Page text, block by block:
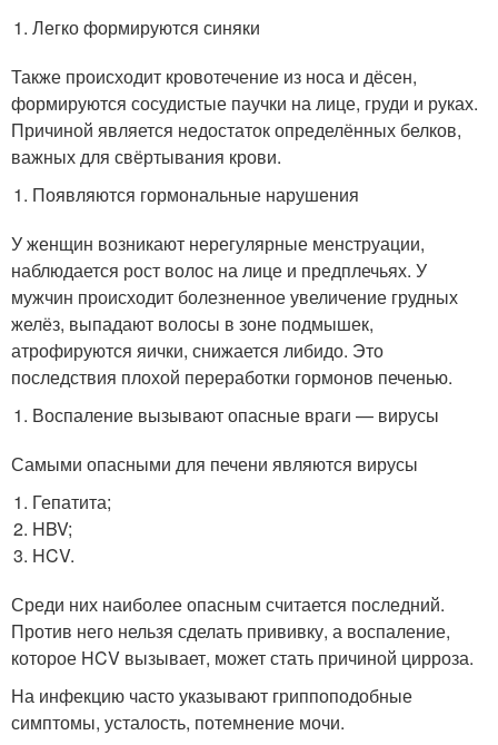
Легко формируются синяки
Также происходит кровотечение из носа и дёсен,
формируются сосудистые паучки на лице, груди и руках.
Причиной является недостаток определённых белков,
важных для свёртывания крови.
Появляются гормональные нарушения
У женщин возникают нерегулярные менструации,
наблюдается рост волос на лице и предплечьях. У
мужчин происходит болезненное увеличение грудных
желёз, выпадают волосы в зоне подмышек,
атрофируются яички, снижается либидо. Это
последствия плохой переработки гормонов печенью.
Воспаление вызывают опасные враги — вирусы
Самыми опасными для печени являются вирусы
Гепатита;
HBV;
HCV.
Среди них наиболее опасным считается последний.
Против него нельзя сделать прививку, а воспаление,
которое HCV вызывает, может стать причиной цирроза.
На инфекцию часто указывают гриппоподобные
симптомы, усталость, потемнение мочи.